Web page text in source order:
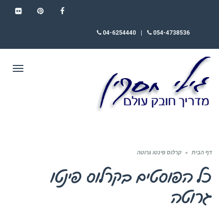
054-4738536
04-6254440
דף הבית » קרלוס פינטו גרוטה
כל הפוסטים בקרלוס פינטו
גרוטה